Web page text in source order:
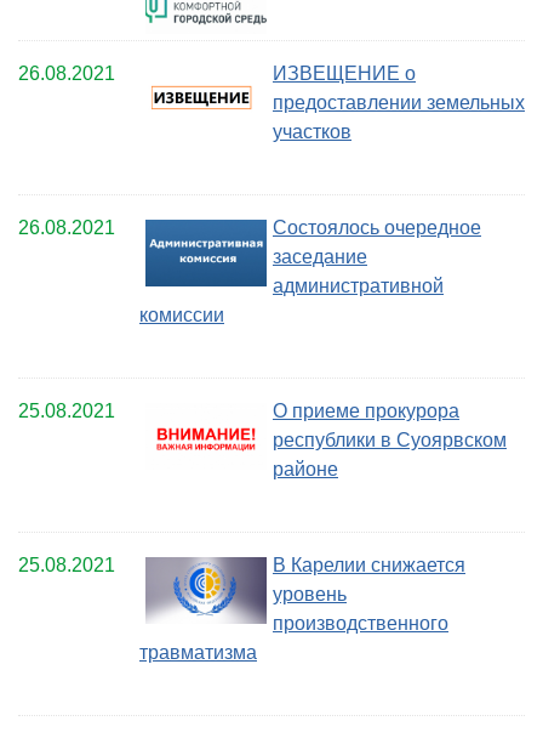
26.08.2021
ИЗВЕЩЕНИЕ о
предоставлении земельных
участков
26.08.2021
Состоялось очередное
заседание
административной
комиссии
25.08.2021
О приеме прокурора
республики в Суоярвском
районе
25.08.2021
В Карелии снижается
уровень
производственного
травматизма